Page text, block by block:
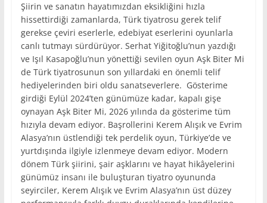
Şiirin ve sanatın hayatımızdan eksikliğini hızla
hissettirdiği zamanlarda, Türk tiyatrosu gerek telif
gerekse çeviri eserlerle, edebiyat eserlerini oyunlarla
canlı tutmayı sürdürüyor. Serhat Yiğitoğlu’nun yazdığı
ve Işıl Kasapoğlu’nun yönettiği sevilen oyun Aşk Biter Mi
de Türk tiyatrosunun son yıllardaki en önemli telif
hediyelerinden biri oldu sanatseverlere. Gösterime
girdiği Eylül 2024’ten günümüze kadar, kapalı gişe
oynayan Aşk Biter Mi, 2026 yılında da gösterime tüm
hızıyla devam ediyor. Başrollerini Kerem Alışık ve Evrim
Alasya’nın üstlendiği tek perdelik oyun, Türkiye’de ve
yurtdışında ilgiyle izlenmeye devam ediyor. Modern
dönem Türk şiirini, şair aşklarını ve hayat hikâyelerini
günümüz insanı ile buluşturan tiyatro oyununda
seyirciler, Kerem Alışık ve Evrim Alasya’nın üst düzey